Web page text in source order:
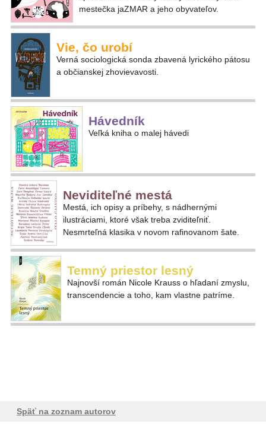
mestečka jaZMAR a jeho obyvateľov.
Vie, čo urobí
Verná sociologická sonda zbavená lyrického pátosu
a občianskej zhovievavosti.
Hávedník
Veľká kniha o malej hávedi
Neviditeľné mestá
Mestá, ich opisy a príbehy, s nádhernými
ilustráciami, ktoré však treba zviditeľniť.
Nesmrteľná klasika v novom rafinovanom šate.
Temný priestor lesný
Najnovší román Nicole Krauss o hľadaní zmyslu,
transcendencie a toho, kam vlastne patríme.
Späť na zoznam autorov